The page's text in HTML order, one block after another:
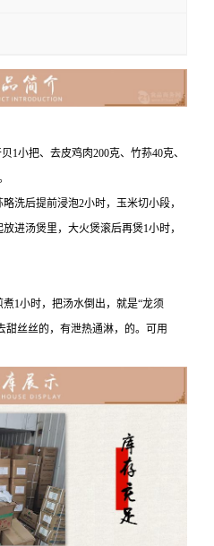
1小把、去皮鸡肉200克、竹荪40克、
洗后提前浸泡2小时，玉米切小段，
进汤煲里，大火煲滚后再煲1小时，
1小时，把汤水倒出，就是“龙须
甜丝丝的，有泄热通淋，的。可用